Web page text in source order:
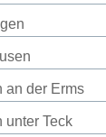
an der Erms
unter Teck